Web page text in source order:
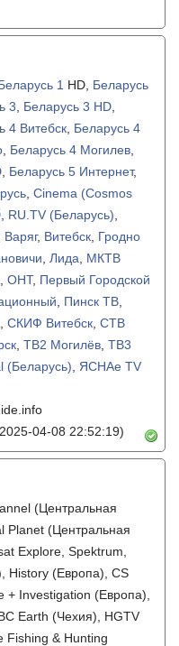
1 HD, Беларусь
3 Беларусь 3 HD
4 Витебск Беларусь 4
Беларусь 4 Могилев
Беларусь 5 Интернет,
Cinema (Cosmos
RU.TV (Беларусь)
Варяг, Витебск Гродно
Лида
МКТВ
ОНТ, Первый Городской
Пинск ТВ
СКИФ Витебск СТВ
ТВ2 Могилёв ТВ3
(Беларусь)
ЯСНАе TV
04-08 22:52:19)
(Центральная
Planet (Центральная
Explore, Spektrum,
History (Европа), CS
+ Investigation (Европа),
Earth (Чехия), HGTV
Fishing & Hunting